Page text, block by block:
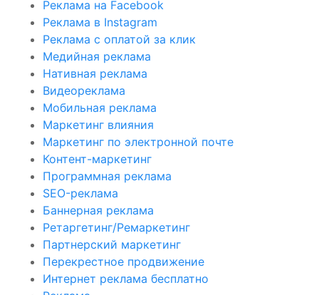
Реклама на Facebook
Реклама в Instagram
Реклама с оплатой за клик
Медийная реклама
Нативная реклама
Видеореклама
Мобильная реклама
Маркетинг влияния
Маркетинг по электронной почте
Контент-маркетинг
Программная реклама
SEO-реклама
Баннерная реклама
Ретаргетинг/Ремаркетинг
Партнерский маркетинг
Перекрестное продвижение
Интернет реклама бесплатно